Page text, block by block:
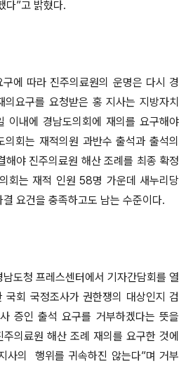
다”고 밝혔다.
에 따라 진주의료원의 운명은 다시 경
요구를 요청받은 홍 지사는 지방자치
이내에 경남도의회에 재의를 요구해야
회는 재적의원 과반수 출석과 출석의
야 진주의료원 해산 조례를 최종 확정
회는 재적 인원 58명 가운데 새누리당
요건을 충족하고도 남는 수준이다.
도청 프레스센터에서 기자간담회를 열
국회 국정조사가 권한쟁의 대상인지 검
증인 출석 요구를 거부하겠다는 뜻을
의료원 해산 조례 재의를 요구한 것에
사의 행위를 귀속하진 않는다”며 거부